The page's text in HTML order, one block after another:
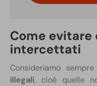
Come evitare
intercettati
Consideriamo
illegali, cioè quelle